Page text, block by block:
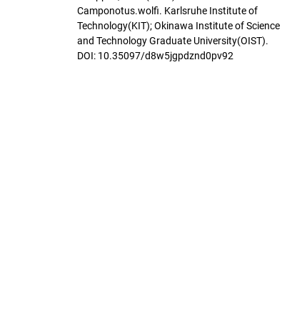
Camponotus.wolfi. Karlsruhe Institute of
Technology(KIT); Okinawa Institute of Science
and Technology Graduate University(OIST).
DOI: 10.35097/d8w5jgpdznd0pv92